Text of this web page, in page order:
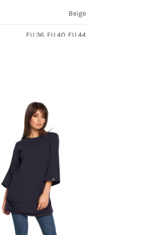
Beige
EU 36, EU 40, EU 44